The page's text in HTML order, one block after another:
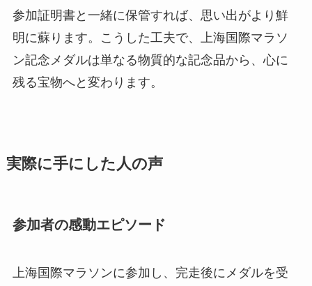
参加証明書と一緒に保管すれば、思い出がより鮮
明に蘇ります。こうした工夫で、上海国際マラソ
ン記念メダルは単なる物質的な記念品から、心に
残る宝物へと変わります。
実際に手にした人の声
参加者の感動エピソード
上海国際マラソンに参加し、完走後にメダルを受